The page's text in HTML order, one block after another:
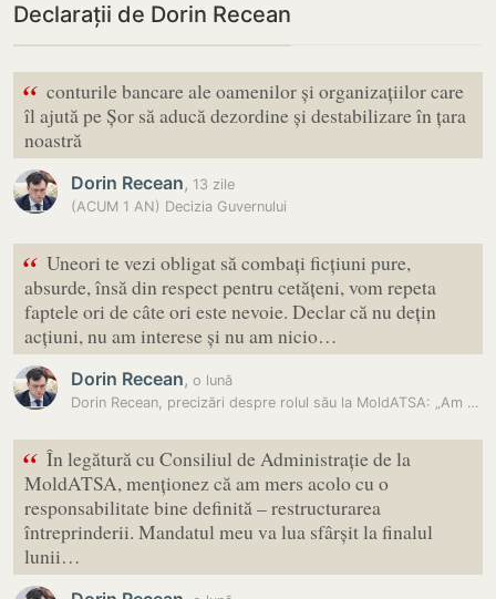
Declarații de Dorin Recean
“ conturile bancare ale oamenilor și organizațiilor care
îl ajută pe Șor să aducă dezordine și destabilizare în țara
noastră
Dorin Recean, 13 zile
(ACUM 1 AN) Decizia Guvernului
“ Uneori te vezi obligat să combați ficțiuni pure,
absurde, însă din respect pentru cetățeni, vom repeta
faptele ori de câte ori este nevoie. Declar că nu dețin
acțiuni, nu am interese și nu am nicio…
Dorin Recean, o lună
Dorin Recean, precizări despre rolul său la MoldATSA: „Am mers acolo…
“ În legătură cu Consiliul de Administrație de la
MoldATSA, menționez că am mers acolo cu o
responsabilitate bine definită – restructurarea
întreprinderii. Mandatul meu va lua sfârșit la finalul
lunii…